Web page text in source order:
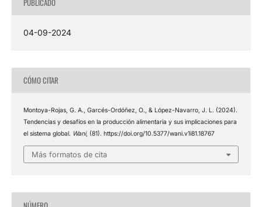
PUBLICADO
04-09-2024
CÓMO CITAR
Montoya-Rojas, G. A., Garcés-Ordóñez, O., & López-Navarro, J. L. (2024).
Tendencias y desafíos en la producción alimentaria y sus implicaciones para
el sistema global. Wani, (81). https://doi.org/10.5377/wani.v1i81.18767
Más formatos de cita